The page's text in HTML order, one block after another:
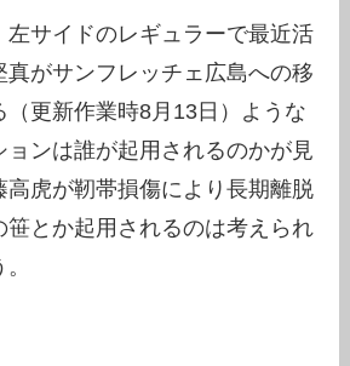
左サイドのレギュラーで最近活
真がサンフレッチェ広島への移
（更新作業時8月13日）ような
ョンは誰が起用されるのかが見
高虎が靭帯損傷により長期離脱
笹とか起用されるのは考えられ